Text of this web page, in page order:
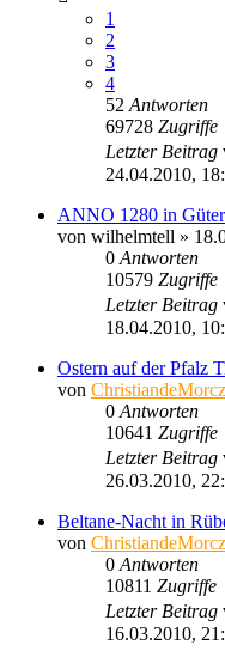
1
2
3
4
52Antworten
69728 Zugriffe
Letzter Beitrag
24.04.2010,
ANNO 1280 in
von wilhelmtell »
0Antworten
10579 Zugriffe
Letzter Beitrag
18.04.2010,
Ostern auf der Pfalz
von
0Antworten
10641 Zugriffe
Letzter Beitrag
26.03.2010,
Beltane-Nacht in
von
0Antworten
10811 Zugriffe
Letzter Beitrag
16.03.2010,